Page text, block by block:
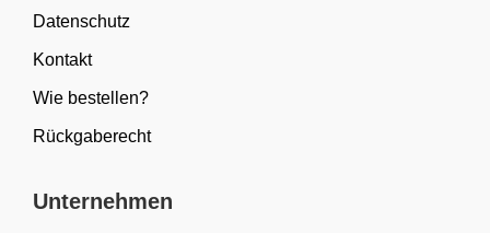
Datenschutz
Kontakt
Wie bestellen?
Rückgaberecht
Unternehmen